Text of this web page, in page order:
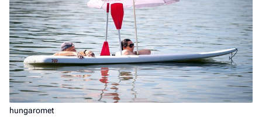
hungaromet